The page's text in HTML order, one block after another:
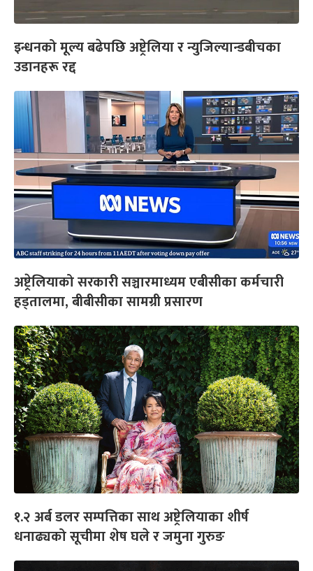
इन्धनको मूल्य बढेपछि अष्ट्रेलिया र न्युजिल्यान्डबीचका
उडानहरू रद्द
अष्ट्रेलियाको सरकारी सञ्चारमाध्यम एबीसीका कर्मचारी
हड्तालमा, बीबीसीका सामग्री प्रसारण
१.२ अर्ब डलर सम्पत्तिका साथ अष्ट्रेलियाका शीर्ष
धनाढ्यको सूचीमा शेष घले र जमुना गुरुङ